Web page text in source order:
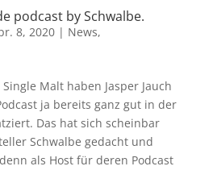
podcast by Schwalbe.
8, 2020| News,
Malt haben Jasper Jauch
ja bereits ganz gut in der
Das hat sich scheinbar
Schwalbe gedacht und
als Host für deren Podcast